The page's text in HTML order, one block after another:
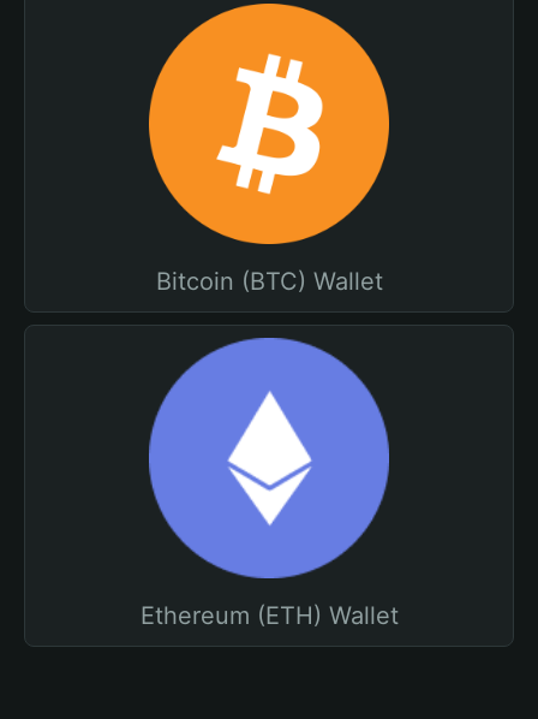
Bitcoin (BTC) Wallet
Ethereum (ETH) Wallet